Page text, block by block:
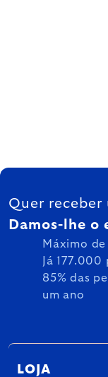
FOOTER
Quer
Damos-lhe o
Máximo
Já
85% das
um ano
LOJA